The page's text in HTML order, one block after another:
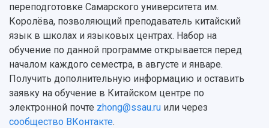
переподготовке Самарского университета им.
Королёва, позволяющий преподаватель китайский
язык в школах и языковых центрах. Набор на
обучение по данной программе открывается перед
началом каждого семестра, в августе и январе.
Получить дополнительную информацию и оставить
заявку на обучение в Китайском центре по
электронной почте zhong@ssau.ru или через
сообщество ВКонтакте.